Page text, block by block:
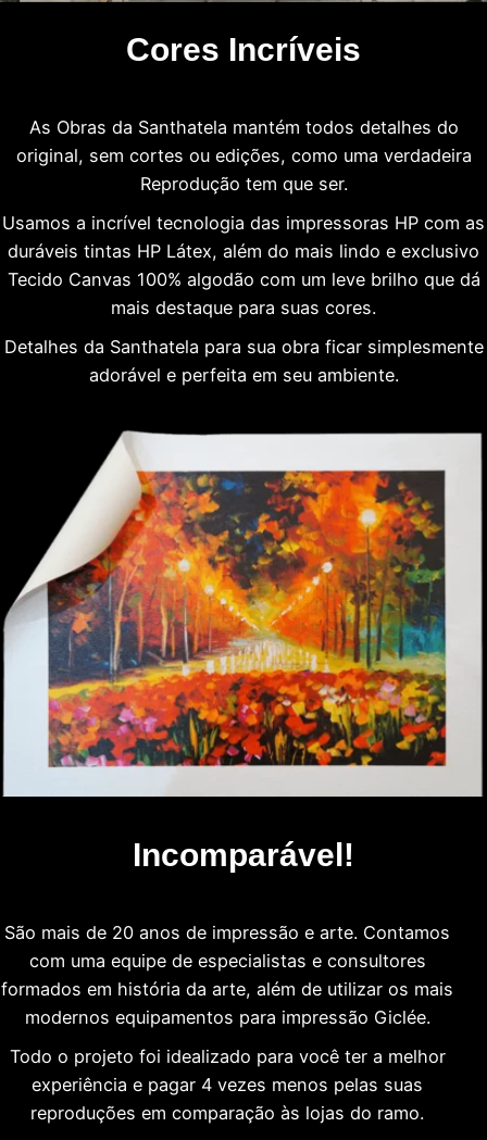
Cores Incríveis
As Obras da Santhatela mantém todos detalhes do
original, sem cortes ou edições, como uma verdadeira
Reprodução tem que ser.
Usamos a incrível tecnologia das impressoras HP com as
duráveis tintas HP Látex, além do mais lindo e exclusivo
Tecido Canvas 100% algodão com um leve brilho que dá
mais destaque para suas cores.
Detalhes da Santhatela para sua obra ficar simplesmente
adorável e perfeita em seu ambiente.
Incomparável!
São mais de 20 anos de impressão e arte. Contamos
com uma equipe de especialistas e consultores
formados em história da arte, além de utilizar os mais
modernos equipamentos para impressão Giclée.
Todo o projeto foi idealizado para você ter a melhor
experiência e pagar 4 vezes menos pelas suas
reproduções em comparação às lojas do ramo.